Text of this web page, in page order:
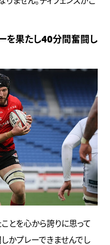
を果たし40分間奮闘し
とを心から誇りに思って
かプレーできませんでし